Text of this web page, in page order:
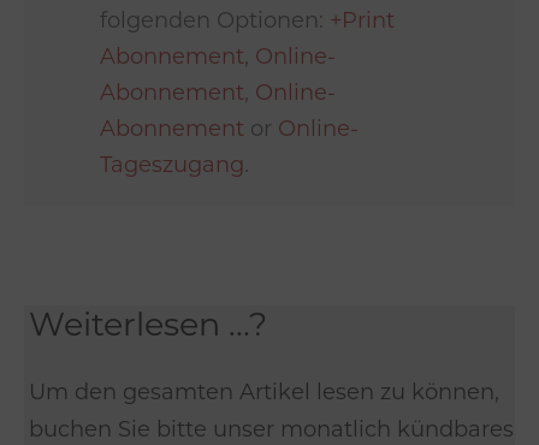
folgenden Optionen: +Print
Abonnement, Online-
Abonnement, Online-
Abonnement or Online-
Tageszugang.
Weiterlesen ...?
Um den gesamten Artikel lesen zu können,
buchen Sie bitte unser monatlich kündbares